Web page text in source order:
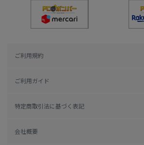
ご利用規約
ご利用ガイド
特定商取引法に基づく表記
会社概要